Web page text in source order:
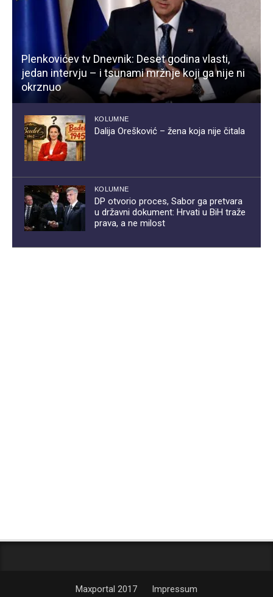
Plenkovićev tv Dnevnik: Deset godina vlasti,
jedan intervju – i tsunami mržnje koji ga nije ni
okrznuo
KOLUMNE
Dalija Orešković – žena koja nije čitala
KOLUMNE
DP otvorio proces, Sabor ga pretvara
u državni dokument: Hrvati u BiH traže
prava, a ne milost
Maxportal 2017 Impressum